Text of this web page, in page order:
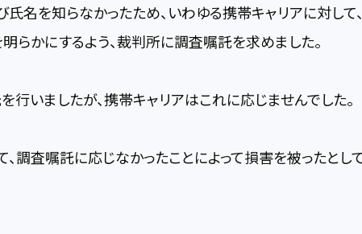
名を知らなかったため、いわゆる携帯キャリアに対して、
らかにするよう、裁判所に調査嘱託を求めました。
いましたが、携帯キャリアはこれに応じませんでした。
、調査嘱託に応じなかったことによって損害を被ったとし